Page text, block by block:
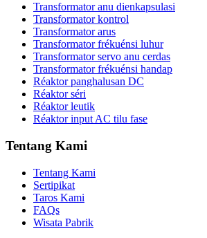
Transformator anu dienkapsulasi
Transformator kontrol
Transformator arus
Transformator frékuénsi luhur
Transformator servo anu cerdas
Transformator frékuénsi handap
Réaktor panghalusan DC
Réaktor séri
Réaktor leutik
Réaktor input AC tilu fase
Tentang Kami
Tentang Kami
Sertipikat
Taros Kami
FAQs
Wisata Pabrik